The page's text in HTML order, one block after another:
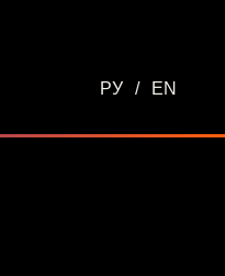
РУ / EN